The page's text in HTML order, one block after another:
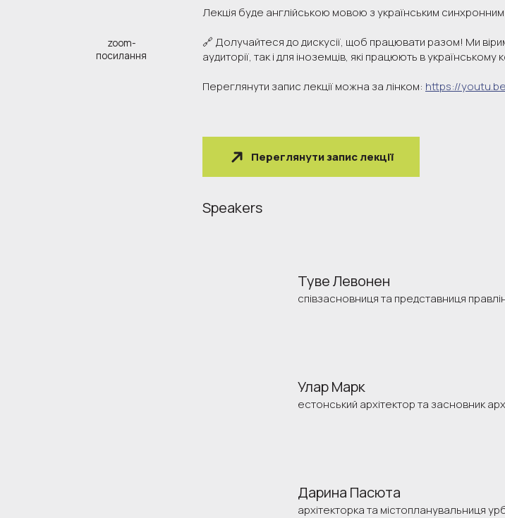
zoom-
посилання
Лекція буде англійською мовою з українським
🔗 Долучайтеся до дискусії, щоб працювати разом! Ми
аудиторії, так і для іноземців, які працюють в українському
Переглянути запис лекції можна за лінком: https://
Переглянути запис лекції
Speakers
Туве Левонен
співзасновниця та представниця
Улар Марк
естонський архітектор та засновник
Дарина Пасюта
архітекторка та містопланувальниця